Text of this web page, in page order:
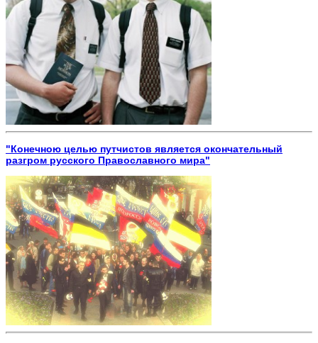
"Конечною целью путчистов является окончательный
разгром русского Православного мира"